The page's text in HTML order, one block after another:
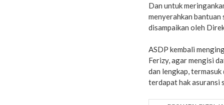
Dan untuk
menyerahkan bantuan
disampaikan oleh
ASDP kembali
Ferizy, agar mengisi
dan lengkap,
terdapat hak asuransi